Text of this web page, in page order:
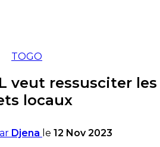
TOGO
veut ressusciter les
locaux
Djena le 12 Nov 2023